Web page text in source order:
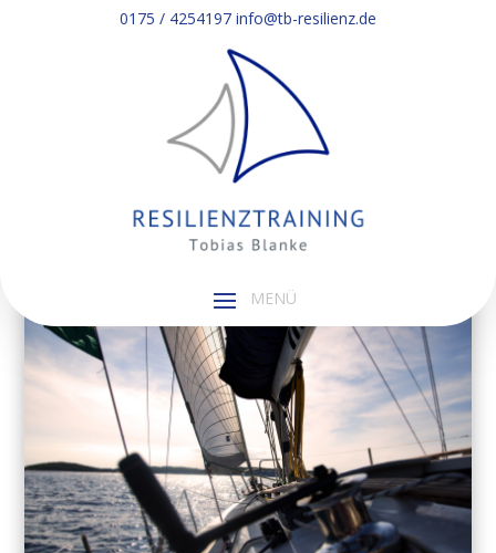
0175 / 4254197 info@tb-resilienz.de
0175 / 4254197 info@tb-resilienz.de